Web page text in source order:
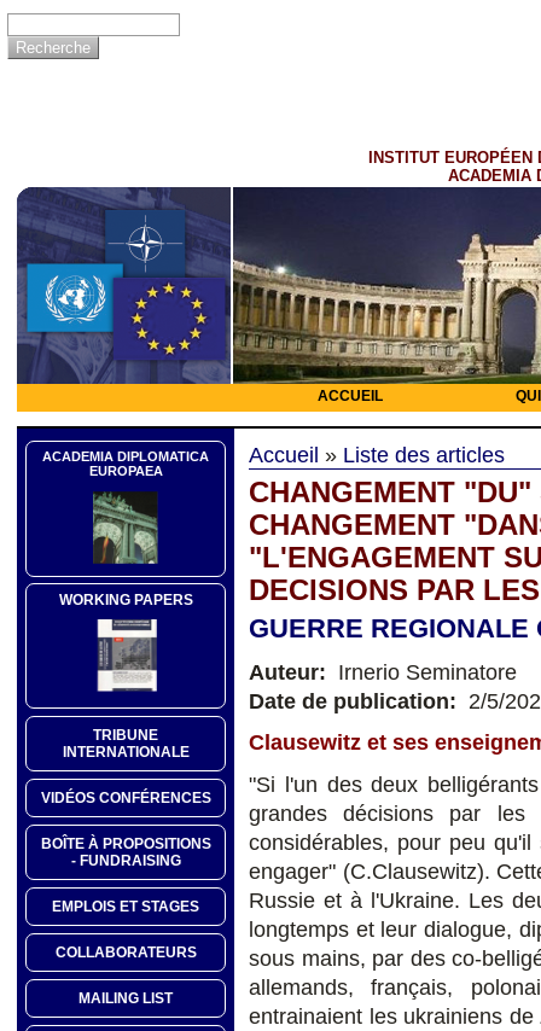
INSTITUT EUROPÉEN
ACADEMIA
ACCUEIL
ACADEMIA DIPLOMATICA
EUROPAEA
WORKING PAPERS
TRIBUNE
INTERNATIONALE
VIDÉOS CONFÉRENCES
BOÎTE À PROPOSITIONS
- FUNDRAISING
EMPLOIS ET STAGES
COLLABORATEURS
MAILING LIST
Accueil » Liste des articles
CHANGEMENT "DU"
CHANGEMENT
"L'ENGAGEMENT
DECISIONS PAR
GUERRE
Auteur: Irnerio Seminatore
Date de publication: 2/5/
Clausewitz et ses
"Si l'un des deux
grandes décisions par
considérables, pour peu
engager" (C.Clausewitz).
Russie et à l'Ukraine. Les
longtemps et leur dialogue,
sous mains, par des co-
allemands, français,
entrainaient les ukrainiens